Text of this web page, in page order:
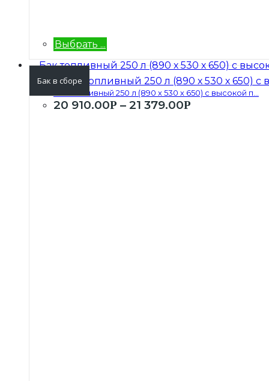
Выбрать ...
Бак в сборе
Бак топливный 250 л (890 х 530 х 650) с высокой п...
20 910.00Р – 21 379.00Р